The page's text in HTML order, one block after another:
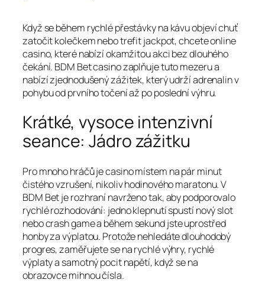
Když se během rychlé přestávky na kávu objeví chuť
zatočit kolečkem nebo trefit jackpot, chcete online
casino, které nabízí okamžitou akci bez dlouhého
čekání. BDM Bet casino zaplňuje tuto mezeru a
nabízí zjednodušený zážitek, který udrží adrenalin v
pohybu od prvního točení až po poslední výhru.
Krátké, vysoce intenzivní
seance: Jádro zážitku
Pro mnoho hráčů je casino místem na pár minut
čistého vzrušení, nikoliv hodinového maratonu. V
BDM Bet je rozhraní navrženo tak, aby podporovalo
rychlé rozhodování: jedno klepnutí spustí nový slot
nebo crash game a během sekund jste uprostřed
honby za výplatou. Protože nehledáte dlouhodobý
progres, zaměřujete se na rychlé výhry, rychlé
výplaty a samotný pocit napětí, když se na
obrazovce mihnou čísla.